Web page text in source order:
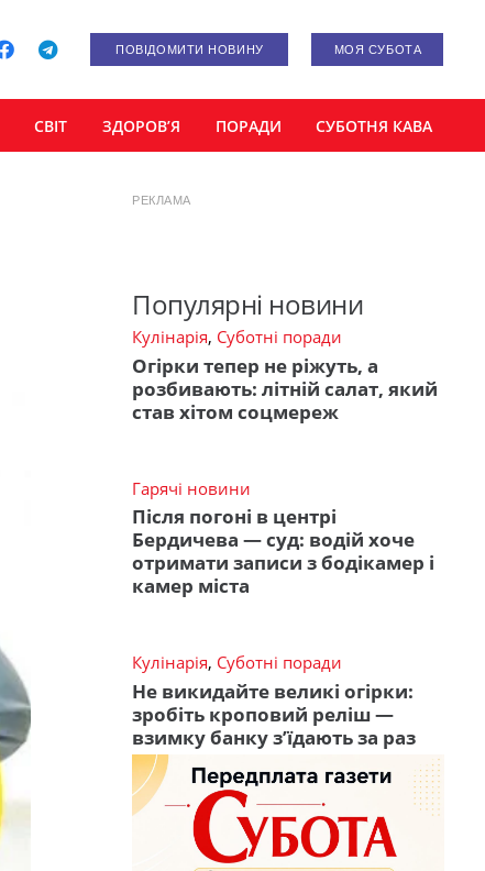
ПОВІДОМИТИ НОВИНУ МОЯ СУБОТА
СВІТ ЗДОРОВ’Я ПОРАДИ СУБОТНЯ КАВА
РЕКЛАМА
Популярні новини
Кулінарія, Суботні поради
Огірки тепер не ріжуть, а
розбивають: літній салат, який
став хітом соцмереж
Гарячі новини
Після погоні в центрі
Бердичева — суд: водій хоче
отримати записи з бодікамер і
камер міста
Кулінарія, Суботні поради
Не викидайте великі огірки:
зробіть кроповий реліш —
взимку банку з’їдають за раз